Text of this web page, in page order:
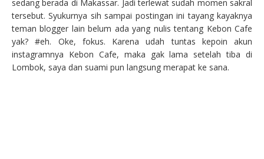
sedang berada di Makassar. Jadi terlewat sudah momen sakral
tersebut. Syukurnya sih sampai postingan ini tayang kayaknya
teman blogger lain belum ada yang nulis tentang Kebon Cafe
yak? #eh. Oke, fokus. Karena udah tuntas kepoin akun
instagramnya Kebon Cafe, maka gak lama setelah tiba di
Lombok, saya dan suami pun langsung merapat ke sana.